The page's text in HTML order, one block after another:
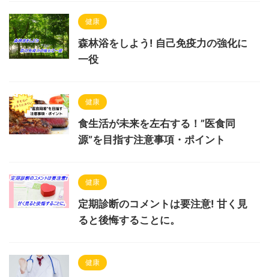
健康
森林浴をしよう! 自己免疫力の強化に
一役
健康
食生活が未来を左右する！”医食同
源”を目指す注意事項・ポイント
健康
定期診断のコメントは要注意! 甘く見
ると後悔することに。
健康